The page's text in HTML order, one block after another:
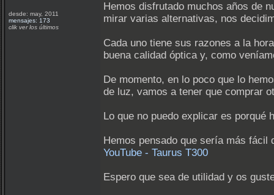
desde: may, 2011
mensajes: 173
clik ver los últimos
Hemos disfrutado muchos años de
mirar varias alternativas, nos
Cada uno tiene sus razones a la
buena calidad óptica y, como
De momento, en lo poco que lo
de luz, vamos a tener que comprar
Lo que no puedo explicar es porqué
Hemos pensado que sería más
YouTube - Taurus T300
Espero que sea de utilidad y os